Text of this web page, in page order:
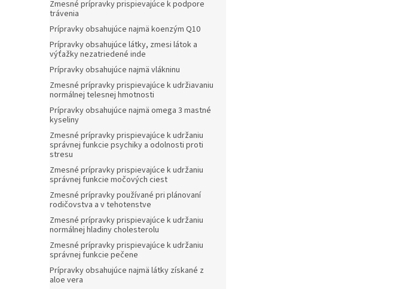
Zmesné prípravky prispievajúce k podpore
trávenia
Prípravky obsahujúce najmä koenzým Q10
Prípravky obsahujúce látky, zmesi látok a
výťažky nezatriedené inde
Prípravky obsahujúce najmä vlákninu
Zmesné prípravky prispievajúce k udržiavaniu
normálnej telesnej hmotnosti
Prípravky obsahujúce najmä omega 3 mastné
kyseliny
Zmesné prípravky prispievajúce k udržaniu
správnej funkcie psychiky a odolnosti proti
stresu
Zmesné prípravky prispievajúce k udržaniu
správnej funkcie močových ciest
Zmesné prípravky používané pri plánovaní
rodičovstva a v tehotenstve
Zmesné prípravky prispievajúce k udržaniu
normálnej hladiny cholesterolu
Zmesné prípravky prispievajúce k udržaniu
správnej funkcie pečene
Prípravky obsahujúce najmä látky získané z
aloe vera